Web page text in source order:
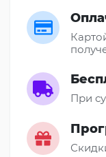
При